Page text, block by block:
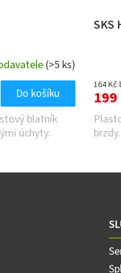
(>5 ks)
Do košíku
blatník
úchyty.
SKS
164 Kč
199
brzdy.